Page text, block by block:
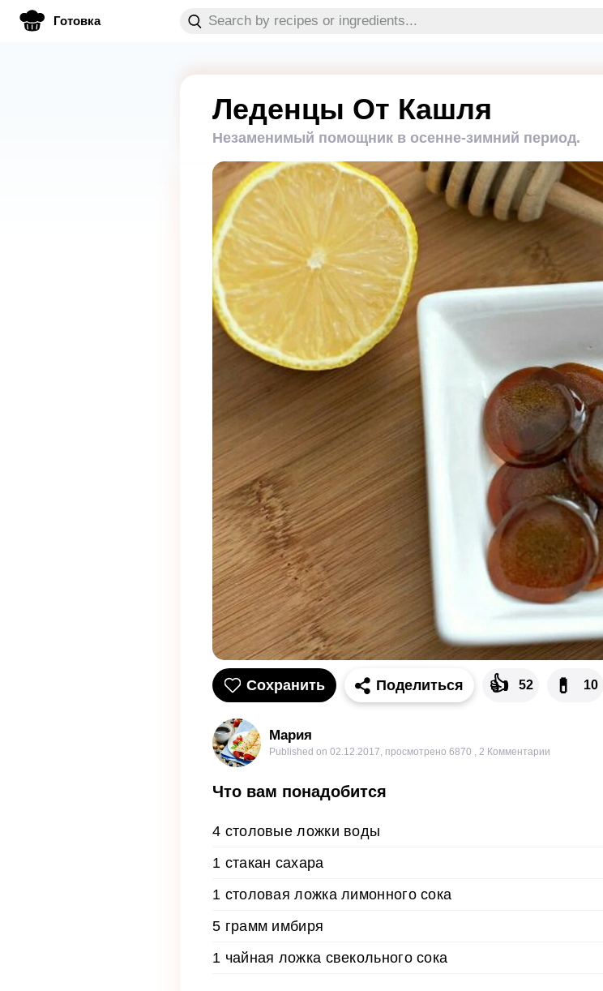
Готовка
Леденцы От Кашля
Незаменимый помощник в осенне-зимний период.
Сохранить Поделиться 👍 52 💊 10
Мария
Published on 02.12.2017, просмотрено 6870 , 2 Комментарии
Что вам понадобится
4 столовые ложки воды
1 стакан сахара
1 столовая ложка лимонного сока
5 грамм имбиря
1 чайная ложка свекольного сока